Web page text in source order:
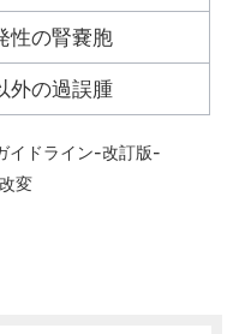
性の腎嚢胞
外の過誤腫
イドライン-改訂版-
変